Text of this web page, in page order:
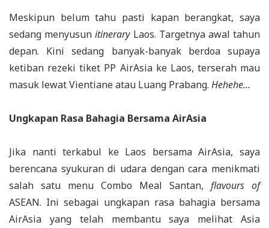
Meskipun belum tahu pasti kapan berangkat, saya
sedang menyusunitineraryLaos. Targetnya awal tahun
depan. Kini sedang banyak-banyak berdoa supaya
ketiban rezeki tiket PP AirAsia ke Laos, terserah mau
masuk lewat Vientiane atau Luang Prabang. Hehehe…
Ungkapan Rasa Bahagia Bersama AirAsia
Jika nanti terkabul ke Laos bersama AirAsia, saya
berencana syukuran di udara dengan cara menikmati
salah satu menu Combo Meal Santan, flavours of
ASEAN. Ini sebagai ungkapan rasa bahagia bersama
AirAsia yang telah membantu saya melihat Asia